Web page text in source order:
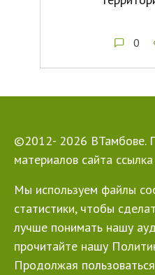
0
©2012- 2026 ВТамбове.
материалов сайта
Мы используем файлы
статистики, чтобы
лучше понимать нашу
прочитайте нашу
Продолжая